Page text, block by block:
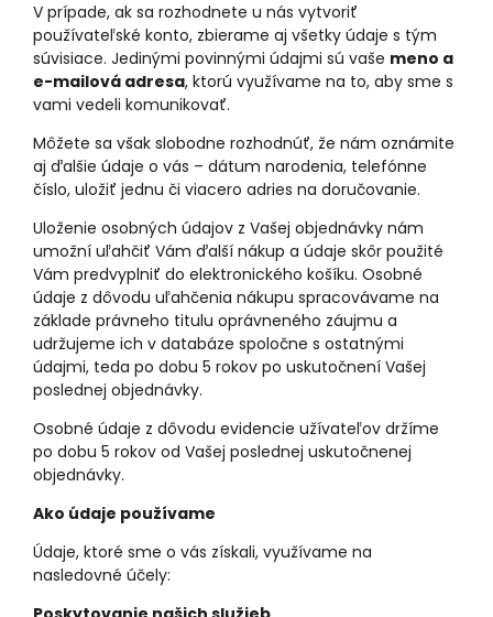
V prípade, ak sa rozhodnete u nás vytvoriť
používateľské konto, zbierame aj všetky údaje s tým
súvisiace. Jedinými povinnými údajmi sú vaše meno a
e-mailová adresa, ktorú využívame na to, aby sme s
vami vedeli komunikovať.
Môžete sa však slobodne rozhodnúť, že nám oznámite
aj ďalšie údaje o vás – dátum narodenia, telefónne
číslo, uložiť jednu či viacero adries na doručovanie.
Uloženie osobných údajov z Vašej objednávky nám
umožní uľahčiť Vám ďalší nákup a údaje skôr použité
Vám predvyplniť do elektronického košíku. Osobné
údaje z dôvodu uľahčenia nákupu spracovávame na
základe právneho titulu oprávneného záujmu a
udržujeme ich v databáze spoločne s ostatnými
údajmi, teda po dobu 5 rokov po uskutočnení Vašej
poslednej objednávky.
Osobné údaje z dôvodu evidencie užívateľov držíme
po dobu 5 rokov od Vašej poslednej uskutočnenej
objednávky.
Ako údaje používame
Údaje, ktoré sme o vás získali, využívame na
nasledovné účely: